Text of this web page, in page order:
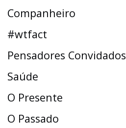
Companheiro
#wtfact
Pensadores Convidados
Saúde
O Presente
O Passado